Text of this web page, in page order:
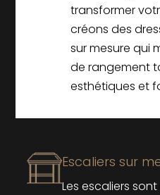
transformer
créons des
sur mesure qui
de rangement
esthétiques et
Escaliers sur
Les escaliers